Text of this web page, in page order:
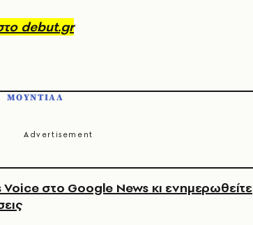
debut.gr
ΜΟΥΝΤΙΑΛ
στο Google News κι ενημερωθείτε